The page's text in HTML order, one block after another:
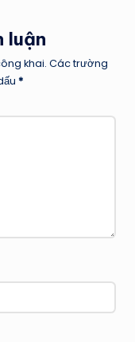
luận
khai. Các trường
*